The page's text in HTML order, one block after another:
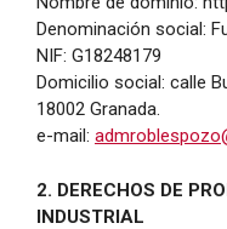
Denominación social:
NIF: G18248179
Domicilio social: calle
18002 Granada.
e-mail:
2. DERECHOS DE
INDUSTRIAL